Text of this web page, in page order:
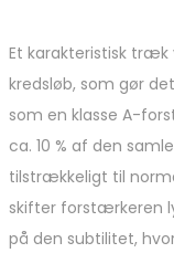
Et karakteristisk træk
kredsløb, som gør
som en klasse A-
ca. 10 % af den
tilstrækkeligt til
skifter forstærkeren
på den subtilitet,